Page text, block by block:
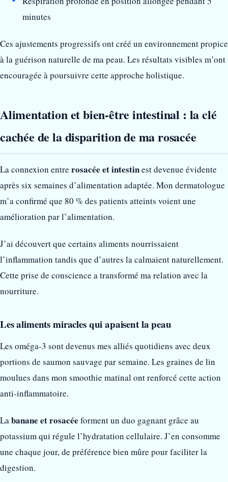
minutes
Ces ajustements progressifs ont créé un environnement propice
à la guérison naturelle de ma peau. Les résultats visibles m’ont
encouragée à poursuivre cette approche holistique.
Alimentation et bien-être intestinal : la clé
cachée de la disparition de ma rosacée
La connexion entre rosacée et intestinest devenue évidente
après six semaines d’alimentation adaptée. Mon dermatologue
m’a confirmé que 80 % des patients atteints voient une
amélioration par l’alimentation.
J’ai découvert que certains aliments nourrissaient
l’inflammation tandis que d’autres la calmaient naturellement.
Cette prise de conscience a transformé ma relation avec la
nourriture.
Les aliments miracles qui apaisent la peau
Les oméga-3 sont devenus mes alliés quotidiens avec deux
portions de saumon sauvage par semaine. Les graines de lin
moulues dans mon smoothie matinal ont renforcé cette action
anti-inflammatoire.
Labanane et rosacée forment un duo gagnant grâce au
potassium qui régule l’hydratation cellulaire. J’en consomme
une chaque jour, de préférence bien mûre pour faciliter la
digestion.